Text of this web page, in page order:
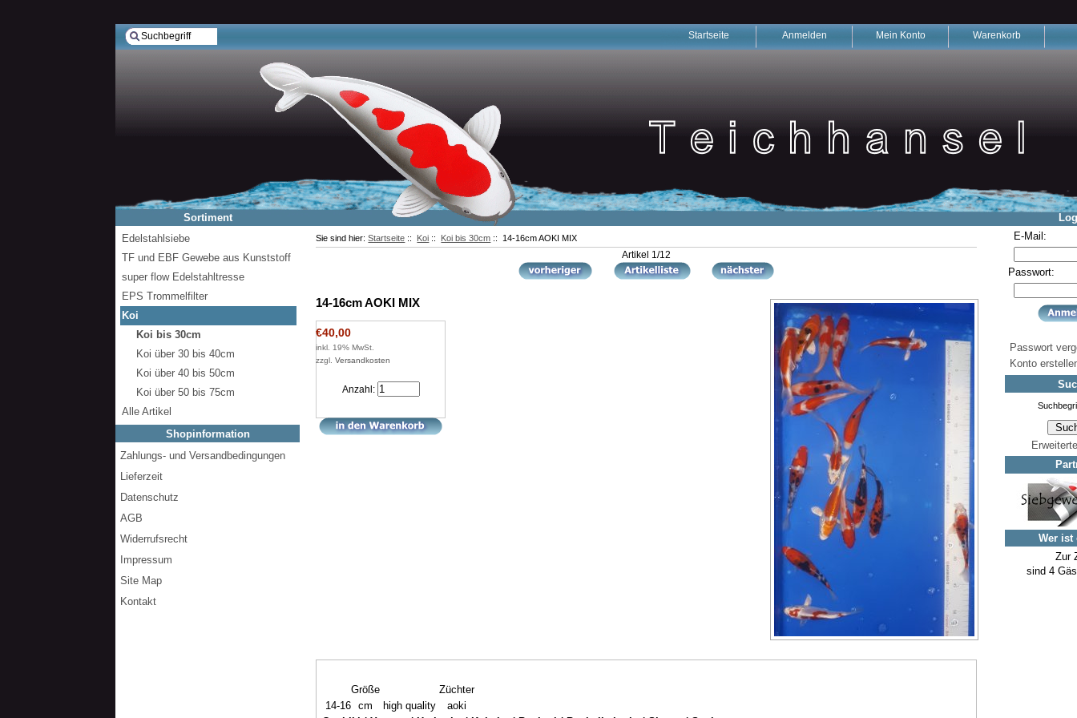
Startseite Anmelden Mein Konto Warenkorb
Sie sind hier:Startseite :: Koi :: Koi bis 30cm :: 14-16cm AOKI MIX
Artikel 1/12
14-16cm AOKI MIX
€40,00
inkl. 19% MwSt.
zzgl.Versandkosten
Anzahl:
Größe
Züchter
14-16
cm high quality
aoki
Sortiment
Edelstahlsiebe
TF und EBF Gewebe aus Kunststoff
super flow Edelstahltresse
EPS Trommelfilter
Koi
Koi bis 30cm
Koi über 30 bis 40cm
Koi über 40 bis 50cm
Koi über 50 bis 75cm
Alle Artikel
Shopinformation
Zahlungs- und Versandbedingungen
Lieferzeit
Datenschutz
AGB
Widerrufsrecht
Impressum
Site Map
Kontakt
E-Mail:
Passwort:
Passwort
Konto
Wer ist
Zur
sind 4